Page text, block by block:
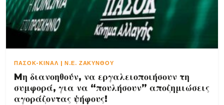
ΠΑΣΟΚ-ΚΙΝΑΛ | Ν.Ε. ΖΑΚΥΝΘΟΥ
Mη διανοηθούν, να εργαλειοποιήσουν τη
συμφορά, για να “πουλήσουν” αποζημιώσεις
αγοράζοντας ψήφους!